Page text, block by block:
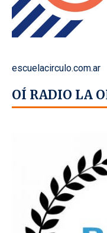
escuelacirculo.com.ar
OÍ RADIO LA